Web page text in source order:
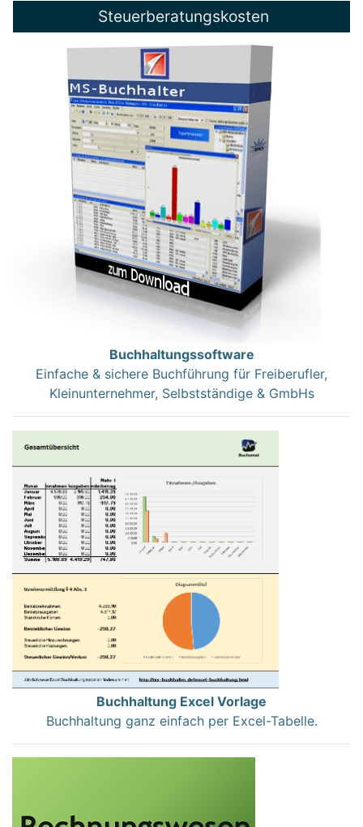
Steuerberatungskosten
Buchhaltungssoftware
Einfache & sichere Buchführung für Freiberufler,
Kleinunternehmer, Selbstständige & GmbHs
Buchhaltung Excel Vorlage
Buchhaltung ganz einfach per Excel-Tabelle.